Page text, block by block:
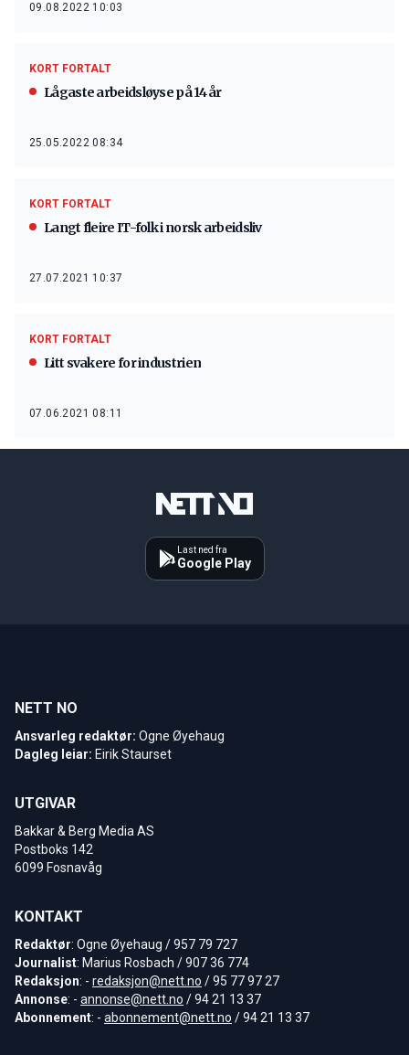
09.08.2022 10:03
KORT FORTALT
Lågaste arbeidsløyse på 14 år
25.05.2022 08:34
KORT FORTALT
Langt fleire IT-folk i norsk arbeidsliv
27.07.2021 10:37
KORT FORTALT
Litt svakere for industrien
07.06.2021 08:11
Last ned fra
Google Play
NETT NO
Ansvarleg redaktør: Ogne Øyehaug
Dagleg leiar: Eirik Staurset
UTGIVAR
Bakkar & Berg Media AS
Postboks 142
6099 Fosnavåg
KONTAKT
Redaktør: Ogne Øyehaug / 957 79 727
Journalist: Marius Rosbach / 907 36 774
Redaksjon: - redaksjon@nett.no / 95 77 97 27
Annonse: - annonse@nett.no / 94 21 13 37
Abonnement: - abonnement@nett.no / 94 21 13 37